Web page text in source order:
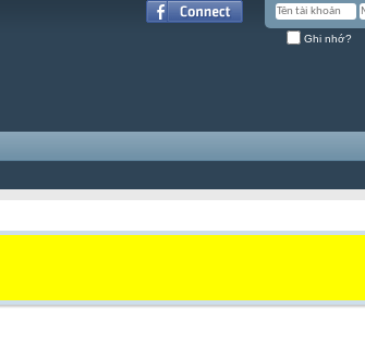
Ghi nhớ?